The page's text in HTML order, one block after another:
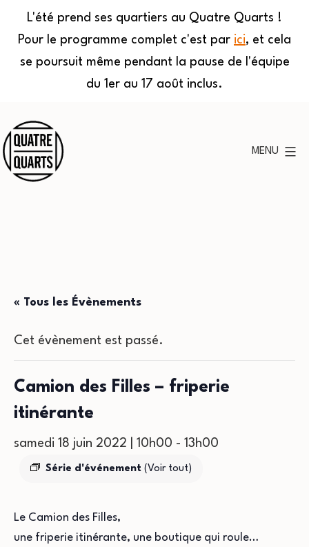
L'été prend ses quartiers au Quatre Quarts !
Pour le programme complet c'est par ici, et cela
se poursuit même pendant la pause de l'équipe
du 1er au 17 août inclus.
au
contenu
MENU
« Tous les Évènements
Cet évènement est passé.
Camion des Filles – friperie
itinérante
samedi 18 juin 2022 | 10h00 - 13h00
Série d'événement (Voir tout)
Le Camion des Filles,
une friperie itinérante, une boutique qui roule…